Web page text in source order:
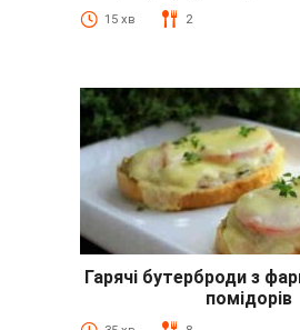
15 хв 2
Гарячі бутерброди з
помідорів